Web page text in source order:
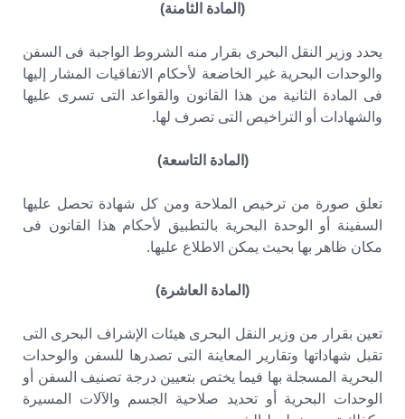
(المادة الثامنة)
يحدد وزير النقل البحرى بقرار منه الشروط الواجبة فى السفن
والوحدات البحرية غير الخاضعة لأحكام الاتفاقيات المشار إليها
فى المادة الثانية من هذا القانون والقواعد التى تسرى عليها
والشهادات أو التراخيص التى تصرف لها.
(المادة التاسعة)
تعلق صورة من ترخيص الملاحة ومن كل شهادة تحصل عليها
السفينة أو الوحدة البحرية بالتطبيق لأحكام هذا القانون فى
مكان ظاهر بها بحيث يمكن الاطلاع عليها.
(المادة العاشرة)
تعين بقرار من وزير النقل البحرى هيئات الإشراف البحرى التى
تقبل شهاداتها وتقارير المعاينة التى تصدرها للسفن والوحدات
البحرية المسجلة بها فيما يختص بتعيين درجة تصنيف السفن أو
الوحدات البحرية أو تحديد صلاحية الجسم والآلات المسيرة